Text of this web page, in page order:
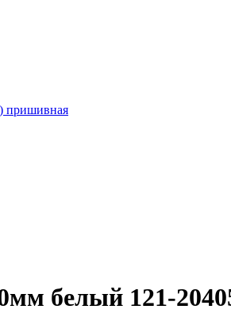
пришивная
белый 121-